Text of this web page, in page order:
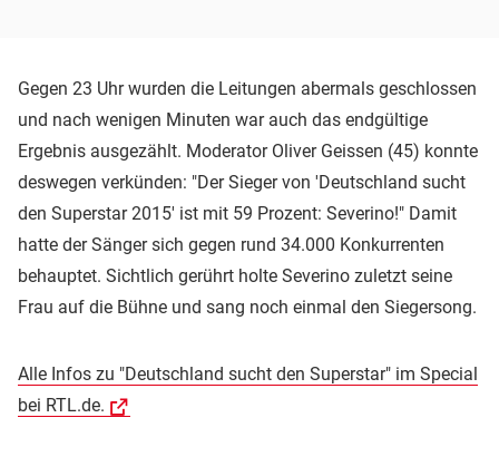
Gegen 23 Uhr wurden die Leitungen abermals geschlossen
und nach wenigen Minuten war auch das endgültige
Ergebnis ausgezählt. Moderator Oliver Geissen (45) konnte
deswegen verkünden: "Der Sieger von 'Deutschland sucht
den Superstar 2015' ist mit 59 Prozent: Severino!" Damit
hatte der Sänger sich gegen rund 34.000 Konkurrenten
behauptet. Sichtlich gerührt holte Severino zuletzt seine
Frau auf die Bühne und sang noch einmal den Siegersong.
Alle Infos zu "Deutschland sucht den Superstar" im Special
bei RTL.de.